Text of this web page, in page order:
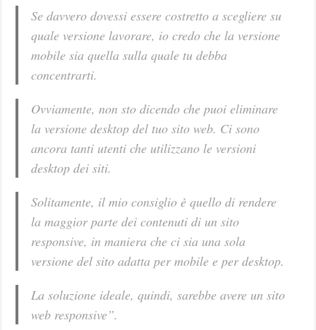
Se davvero dovessi essere costretto a scegliere su
quale versione lavorare, io credo che la versione
mobile sia quella sulla quale tu debba
concentrarti.
Ovviamente, non sto dicendo che puoi eliminare
la versione desktop del tuo sito web. Ci sono
ancora tanti utenti che utilizzano le versioni
desktop dei siti.
Solitamente, il mio consiglio è quello di rendere
la maggior parte dei contenuti di un sito
responsive, in maniera che ci sia una sola
versione del sito adatta per mobile e per desktop.
La soluzione ideale, quindi, sarebbe avere un sito
web responsive”.